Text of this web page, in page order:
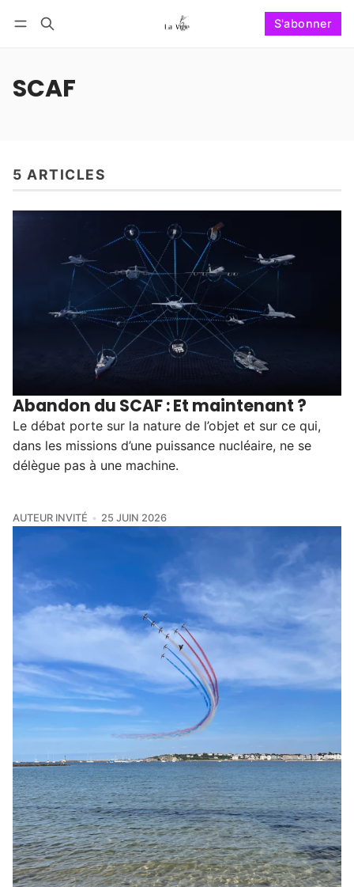
S'abonner
SCAF
5 ARTICLES
Abandon du SCAF : Et maintenant ?
Le débat porte sur la nature de l’objet et sur ce qui,
dans les missions d’une puissance nucléaire, ne se
délègue pas à une machine.
AUTEUR INVITÉ 25 JUIN 2026